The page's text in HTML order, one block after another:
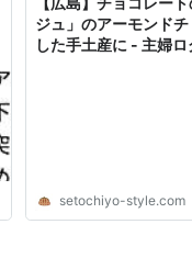
ジュ」のアーモンド
した手土産に - 主婦ロ
setochiyo-style.com